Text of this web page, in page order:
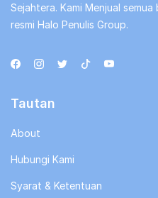
Sejahtera. Kami Menjual
resmi Halo Penulis Group.
Tautan
About
Hubungi Kami
Syarat & Ketentuan